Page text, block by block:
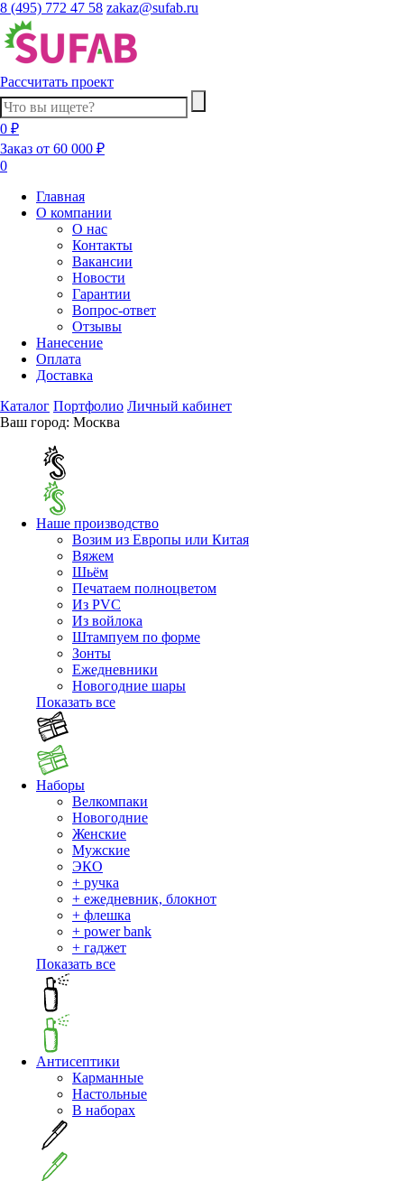
8 (495) 772 47 58 zakaz@sufab.ru
Рассчитать проект
0 ₽
Заказ от 60 000 ₽
0
Главная
О компании
О нас
Контакты
Вакансии
Новости
Гарантии
Вопрос-ответ
Отзывы
Нанесение
Оплата
Доставка
Каталог Портфолио Личный кабинет
Ваш город: Москва
Наше производство
Возим из Европы или Китая
Вяжем
Шьём
Печатаем полноцветом
Из PVC
Из войлока
Штампуем по форме
Зонты
Ежедневники
Новогодние шары
Показать все
Наборы
Велкомпаки
Новогодние
Женские
Мужские
ЭКО
+ ручка
+ ежедневник, блокнот
+ флешка
+ power bank
+ гаджет
Показать все
Антисептики
Карманные
Настольные
В наборах